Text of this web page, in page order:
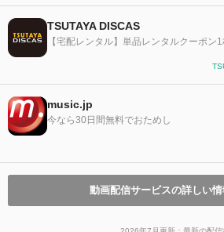
TSUTAYA DISCAS
【宅配レンタル】単品レンタルクーポン
music.jp
今なら30日間無料でおためし
動画配信サービスの詳しい